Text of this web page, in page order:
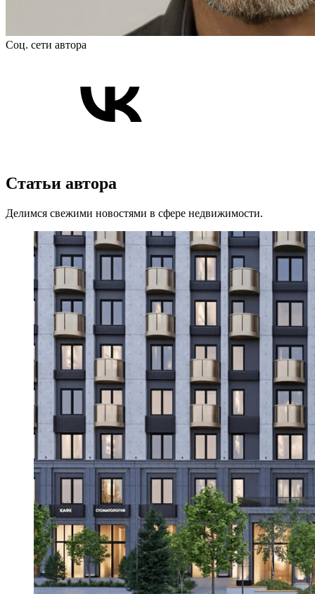
Соц. сети автора
Статьи автора
Делимся свежими новостями в сфере недвижимости.